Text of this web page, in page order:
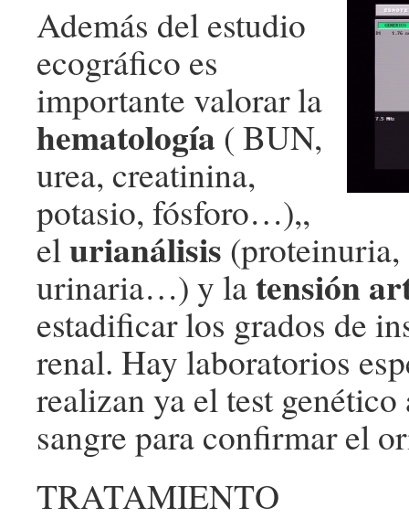
Además del estudio
ecográfico es
importante valorar la
hematología ( BUN,
urea, creatinina,
potasio, fósforo…),,
elurianálisis (proteinuria,
urinaria…) y latensión
estadificar los grados de
renal. Hay laboratorios
realizan ya el test
sangre para confirmar el
TRATAMIENTO